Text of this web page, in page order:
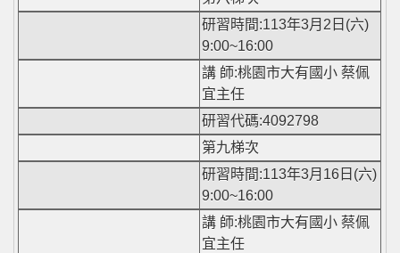
研習時間:113年3月2日(六)
9:00~16:00
講 師:桃園市大有國小 蔡佩
宜主任
研習代碼:4092798
第九梯次
研習時間:113年3月16日(六)
9:00~16:00
講 師:桃園市大有國小 蔡佩
宜主任